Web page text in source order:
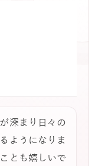
深まり日々の
ようになりま
とも嬉しいで